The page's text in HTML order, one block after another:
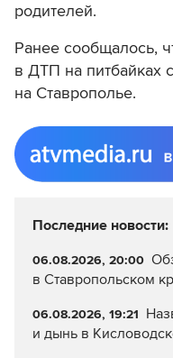
родителей.
Ранее сообщалось,
в ДТП на питбайках
на Ставрополье.
Последние новости:
06.08.2026, 20:00
в Ставропольском
06.08.2026, 19:21
и дынь в